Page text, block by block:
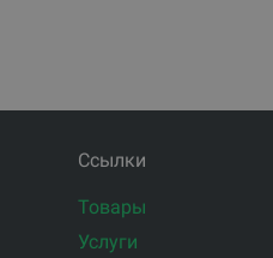
Ссылки
Товары
Услуги